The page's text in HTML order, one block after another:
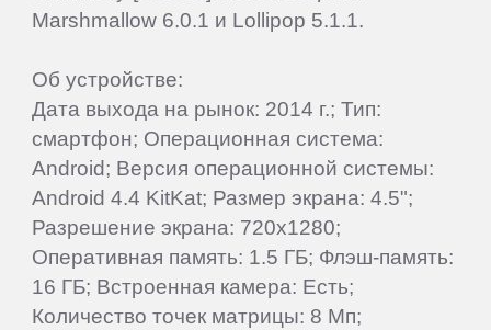
Marshmallow 6.0.1 и Lollipop 5.1.1.
Об устройстве:
Дата выхода на рынок: 2014 г.; Тип:
смартфон; Операционная система:
Android; Версия операционной системы:
Android 4.4 KitKat; Размер экрана: 4.5";
Разрешение экрана: 720x1280;
Оперативная память: 1.5 ГБ; Флэш-память:
16 ГБ; Встроенная камера: Есть;
Количество точек матрицы: 8 Мп;
PocketBook
Point
of
View
Prestigio